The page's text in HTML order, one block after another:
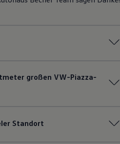
verbinden
großen VW-Piazza-
Standort